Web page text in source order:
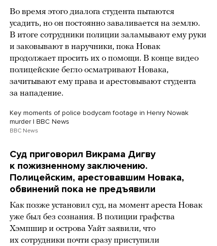
Во время этого диалога студента пытаются
усадить, но он постоянно заваливается на землю.
В итоге сотрудники полиции заламывают ему руки
и заковывают в наручники, пока Новак
продолжает просить их о помощи. В конце видео
полицейские бегло осматривают Новака,
зачитывают ему права и арестовывают студента
за нападение.
Key moments of police bodycam footage in Henry Nowak
murder | BBC News
BBC News
Суд приговорил Викрама Дигву
к пожизненному заключению.
Полицейским, арестовавшим Новака,
обвинений пока не предъявили
Как позже установил суд, на момент ареста Новак
уже был без сознания. В полиции графства
Хэмпшир и острова Уайт заявили, что
их сотрудники почти сразу приступили